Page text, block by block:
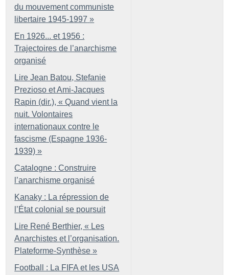
du mouvement communiste
libertaire 1945-1997 »
En 1926... et 1956 :
Trajectoires de l’anarchisme
organisé
Lire Jean Batou, Stefanie
Prezioso et Ami-Jacques
Rapin (dir.), « Quand vient la
nuit. Volontaires
internationaux contre le
fascisme (Espagne 1936-
1939) »
Catalogne : Construire
l’anarchisme organisé
Kanaky : La répression de
l’État colonial se poursuit
Lire René Berthier, « Les
Anarchistes et l’organisation.
Plateforme-Synthèse »
Football : La FIFA et les USA